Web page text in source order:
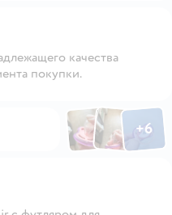
качества
покупки.
ФотоФотоФото
+6
Открыть